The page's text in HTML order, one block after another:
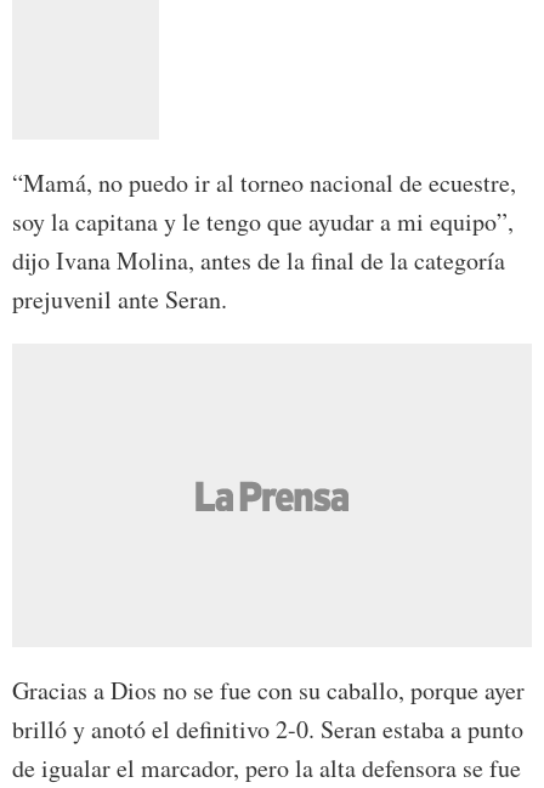
“Mamá, no puedo ir al torneo nacional de ecuestre,
soy la capitana y le tengo que ayudar a mi equipo”,
dijo Ivana Molina, antes de la final de la categoría
prejuvenil ante Seran.
Gracias a Dios no se fue con su caballo, porque ayer
brilló y anotó el definitivo 2-0. Seran estaba a punto
de igualar el marcador, pero la alta defensora se fue